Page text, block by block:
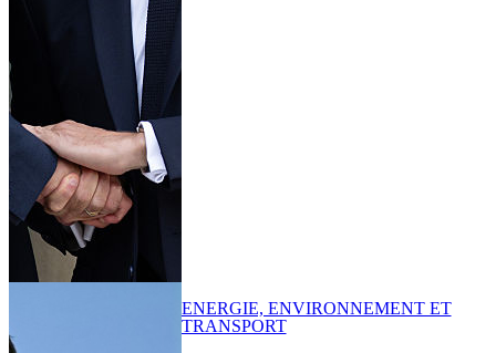
ENERGIE, ENVIRONNEMENT ET
TRANSPORT